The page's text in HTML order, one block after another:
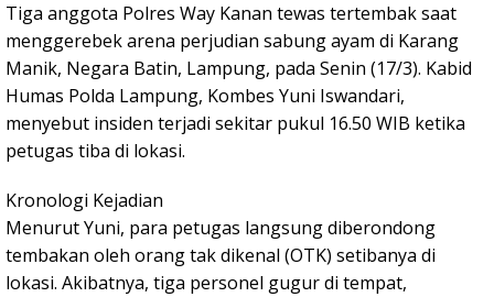
Tiga anggota Polres Way Kanan tewas tertembak saat
menggerebek arena perjudian sabung ayam di Karang
Manik, Negara Batin, Lampung, pada Senin (17/3). Kabid
Humas Polda Lampung, Kombes Yuni Iswandari,
menyebut insiden terjadi sekitar pukul 16.50 WIB ketika
petugas tiba di lokasi.
Kronologi Kejadian
Menurut Yuni, para petugas langsung diberondong
tembakan oleh orang tak dikenal (OTK) setibanya di
lokasi. Akibatnya, tiga personel gugur di tempat,